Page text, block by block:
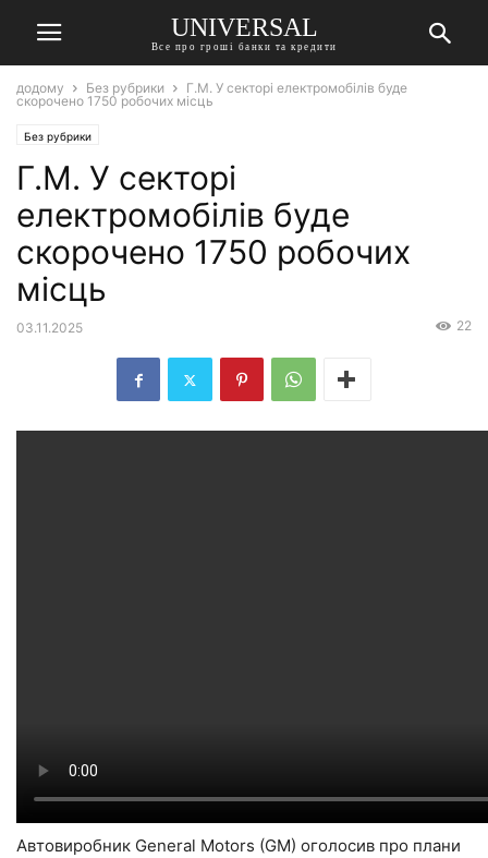
UNIVERSAL
Все про гроші банки та кредити
додому Без рубрики
Г.М. У секторі електромобілів буде
скорочено 1750 робочих місць
Без рубрики
Г.М. У секторі
електромобілів буде
скорочено 1750 робочих
місць
03.11.2025 22
Автовиробник General Motors (GM) оголосив про плани